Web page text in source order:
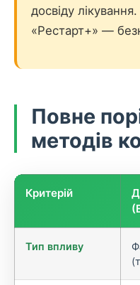
досвіду
«Рестарт+» —
Повне
методів
Критерій
Тип впливу